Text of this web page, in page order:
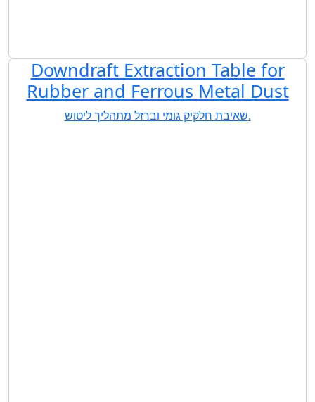
Downdraft Extraction Table for
Rubber and Ferrous Metal Dust
שאיבת חלקיק גומי וברזל מתהליך ליטוש.